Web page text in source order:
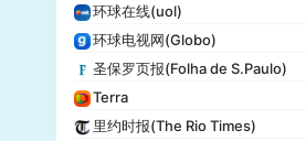
iHeartRadio
纽约客(New Yorker)
娱乐周刊(Entertainment Weekly)
芝加哥论坛报(Chicago Tribune)
财富(Fortune)
环球在线(uol)
环球电视网(Globo)
圣保罗页报(Folha de S.Paulo)
Terra
里约时报(The Rio Times)